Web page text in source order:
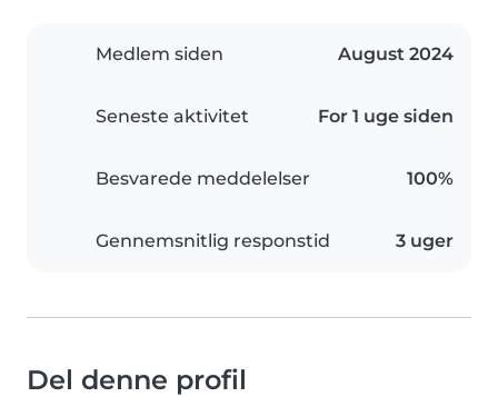
Medlem siden August 2024
Seneste aktivitet For 1 uge siden
Besvarede meddelelser 100%
Gennemsnitlig responstid 3 uger
Del denne profil